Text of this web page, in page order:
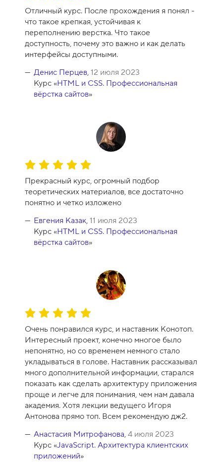
е
н
к
а
к
у
Отличный курс. После прохождения я понял -
что такое крепкая, устойчивая к
переполнению верстка. Что такое
доступность, почему это важно и как делать
интерфейсы доступными.
Денис Перцев, 12 июля 2023
Курс «HTML и CSS. Профессиональная
вёрстка сайтов»
О
е
н
к
а
0
Прекрасный курс, огромный подбор
теоретических материалов, все достаточно
понятно и четко изложено
Евгения Казак, 11 июля 2023
Курс «HTML и CSS. Профессиональная
вёрстка сайтов»
О
ц
е
н
к
а
к
у
р
с
а
-
Очень понравился курс, и наставник Конотоп.
Интересный проект, конечно многое было
непонятно, но со временем немного стало
укладываться в голове. Наставник рассказывал
много дополнительной информации, старался
показать как сделать архитектуру приложения
проще и легче для понимания, чем нам давала
академия. Хотя лекции ведущего Игоря
Антонова прямо топ. Всем рекомендую дж2.
Анастасия Митрофанова, 4 июля 2023
Курс «JavaScript. Архитектура клиентских
приложений»